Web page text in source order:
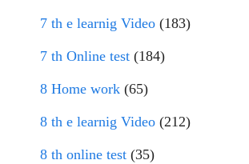
7 th e learnig Video (183)
7 th Online test (184)
8 Home work (65)
8 th e learnig Video (212)
8 th online test (35)